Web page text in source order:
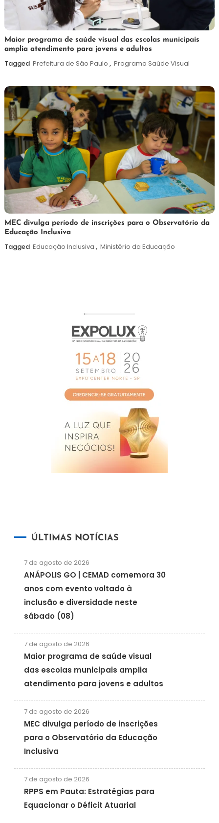
7
de
agosto
Maurilio
Maior programa de saúde visual das escolas municipais
amplia atendimento para jovens e adultos
Tagged Prefeitura de São Paulo , Programa Saúde Visual
7
de
agosto
Maurilio
MEC divulga período de inscrições para o Observatório da
Educação Inclusiva
Tagged Educação Inclusiva , Ministério da Educação
ÚLTIMAS NOTÍCIAS
7 de agosto de 2026
ANÁPOLIS GO | CEMAD comemora 30
anos com evento voltado à
inclusão e diversidade neste
sábado (08)
7 de agosto de 2026
Maior programa de saúde visual
das escolas municipais amplia
atendimento para jovens e adultos
7 de agosto de 2026
MEC divulga período de inscrições
para o Observatório da Educação
Inclusiva
7 de agosto de 2026
RPPS em Pauta: Estratégias para
Equacionar o Déficit Atuarial